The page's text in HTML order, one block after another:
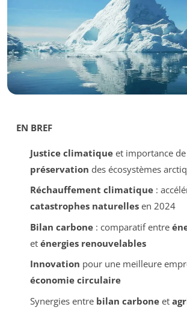
EN BREF
Justice climatiqueet importance de
préservation des écosystèmes
Réchauffement climatique:
catastrophes naturellesen 2024
Bilan carbone: comparatif entre
et énergies renouvelables
Innovation pour une meilleure
économie circulaire
Synergies entre bilan carboneet